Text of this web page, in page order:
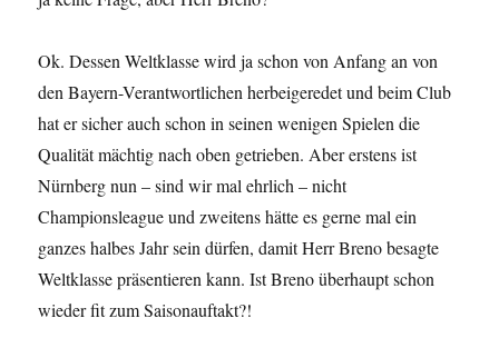
Ok. Dessen Weltklasse wird ja schon von Anfang an von
den Bayern-Verantwortlichen herbeigeredet und beim Club
hat er sicher auch schon in seinen wenigen Spielen die
Qualität mächtig nach oben getrieben. Aber erstens ist
Nürnberg nun – sind wir mal ehrlich – nicht
Championsleague und zweitens hätte es gerne mal ein
ganzes halbes Jahr sein dürfen, damit Herr Breno besagte
Weltklasse präsentieren kann. Ist Breno überhaupt schon
wieder fit zum Saisonauftakt?!